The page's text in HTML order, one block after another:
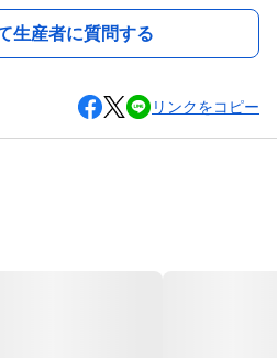
生産者に質問する
リンクをコピー